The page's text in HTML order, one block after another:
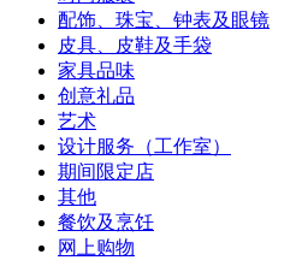
配饰、珠宝、钟表及眼镜
皮具、皮鞋及手袋
家具品味
创意礼品
艺术
设计服务（工作室）
期间限定店
其他
餐饮及烹饪
网上购物